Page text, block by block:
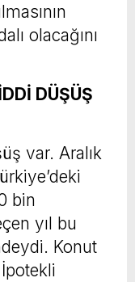
olacağını
DÜŞÜŞ
var. Aralık
bin
yıl bu
Konut